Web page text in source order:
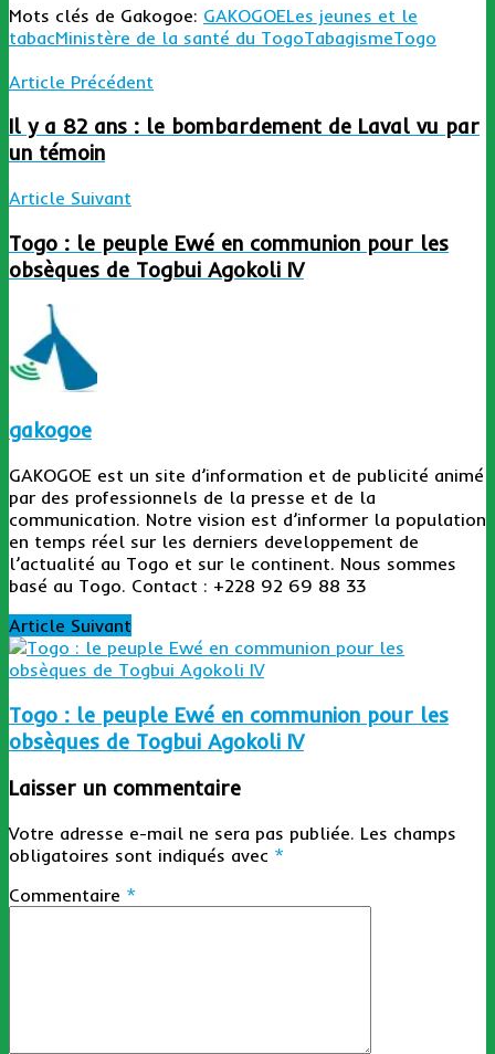
Mots clés de Gakogoe: GAKOGOELes jeunes et le
tabacMinistère de la santé du TogoTabagismeTogo
Article Précédent
Il y a 82 ans : le bombardement de Laval vu par
un témoin
Article Suivant
Togo : le peuple Ewé en communion pour les
obsèques de Togbui Agokoli IV
gakogoe
GAKOGOE est un site d’information et de publicité animé
par des professionnels de la presse et de la
communication. Notre vision est d’informer la population
en temps réel sur les derniers developpement de
l’actualité au Togo et sur le continent. Nous sommes
basé au Togo. Contact : +228 92 69 88 33
Article Suivant
Togo : le peuple Ewé en communion pour les
obsèques de Togbui Agokoli IV
Laisser un commentaire
Votre adresse e-mail ne sera pas publiée. Les champs
obligatoires sont indiqués avec *
Commentaire *